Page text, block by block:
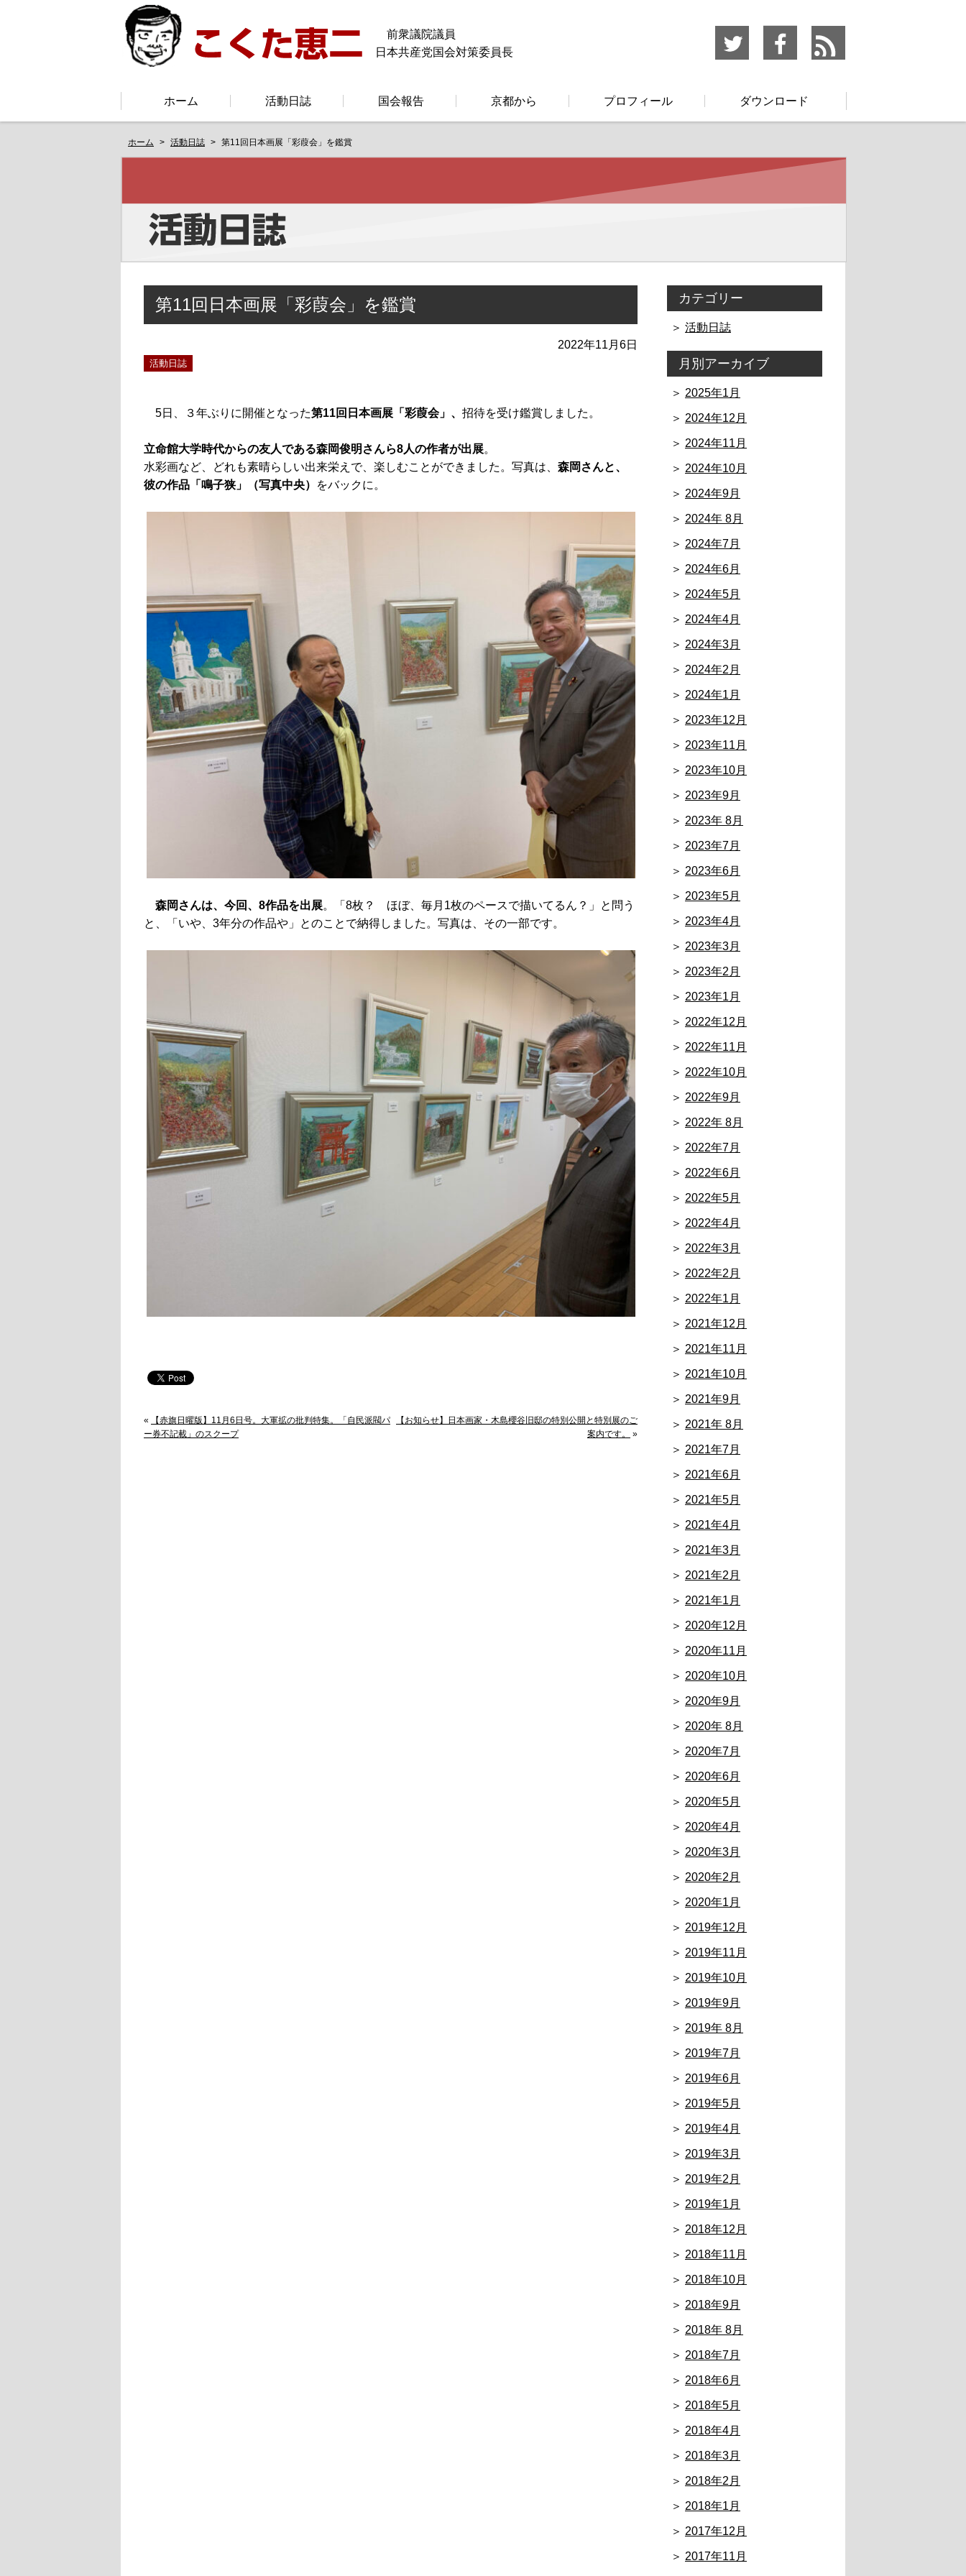
前衆議院議員
日本共産党国会対策委員長
ホーム 活動日誌 国会報告 京都から プロフィール ダウンロード
ホーム 活動日誌 第11回日本画展「彩葭会」を鑑賞
第11回日本画展「彩葭会」を鑑賞
2022年11月6日
活動日誌
5日、３年ぶりに開催となった第11回日本画展「彩葭会」、 招待を受け鑑賞しました。
立命館大学時代からの友人である森岡俊明さんら8人の作者が出展。
水彩画など、どれも素晴らしい出来栄えで、楽しむことができました。写真は、 森岡さんと、
彼の作品「鳴子狭」（写真中央）
をバックに。
森岡さんは、今回、8作品を出展。「8枚？ ほぼ、毎月1枚のペースで描いてるん？」と問う
と、「いや、3年分の作品や」とのことで納得しました。写真は、その一部です。
«
【赤旗日曜版】11月6日号。大軍拡の批判特集。「自民派閥パ
ー券不記載」のスクープ
【お知らせ】日本画家・木島櫻谷旧邸の特別公開と特別展のご
案内です。
»
カテゴリー
活動日誌
月別アーカイブ
2025年1月
2024年12月
2024年11月
2024年10月
2024年9月
2024年 8月
2024年7月
2024年6月
2024年5月
2024年4月
2024年3月
2024年2月
2024年1月
2023年12月
2023年11月
2023年10月
2023年9月
2023年 8月
2023年7月
2023年6月
2023年5月
2023年4月
2023年3月
2023年2月
2023年1月
2022年12月
2022年11月
2022年10月
2022年9月
2022年 8月
2022年7月
2022年6月
2022年5月
2022年4月
2022年3月
2022年2月
2022年1月
2021年12月
2021年11月
2021年10月
2021年9月
2021年 8月
2021年7月
2021年6月
2021年5月
2021年4月
2021年3月
2021年2月
2021年1月
2020年12月
2020年11月
2020年10月
2020年9月
2020年 8月
2020年7月
2020年6月
2020年5月
2020年4月
2020年3月
2020年2月
2020年1月
2019年12月
2019年11月
2019年10月
2019年9月
2019年 8月
2019年7月
2019年6月
2019年5月
2019年4月
2019年3月
2019年2月
2019年1月
2018年12月
2018年11月
2018年10月
2018年9月
2018年 8月
2018年7月
2018年6月
2018年5月
2018年4月
2018年3月
2018年2月
2018年1月
2017年12月
2017年11月